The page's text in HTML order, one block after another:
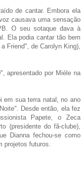
de cantar. Embora ela
causava uma sensação
O seu sotaque dava à
Ela podia cantar tão bem
Friend", de Carolyn King),
apresentado por Miéle na
em sua terra natal, no ano
Desde então, ela fez
Papete, o Zeca
(presidente do fã-clube),
Dianna fechou-se como
projetos futuros.